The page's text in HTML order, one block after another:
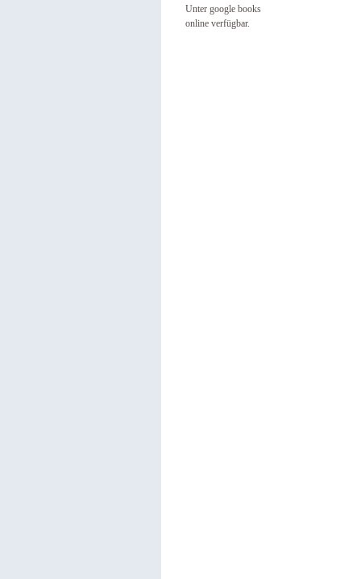
Unter google books
online verfügbar.